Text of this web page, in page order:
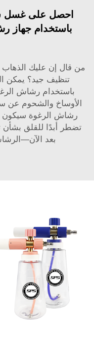
احصل على غسل
باستخدام جهاز
من قال إن عليك
تنظيف جيد؟ يمكن
باستخدام رشاش
الأوساخ والشحوم عن
رشاش الرغوة سيكون
تضطر أبدًا للقلق بشأن
بعد